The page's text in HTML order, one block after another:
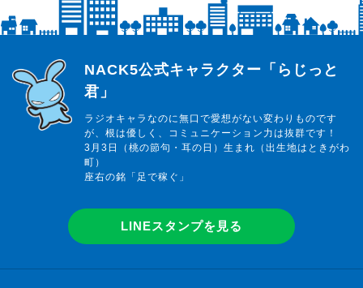
らじっと君
NACK5公式キャラクター「らじっと
君」
ラジオキャラなのに無口で愛想がない変わりものです
が、根は優しく、コミュニケーション力は抜群です！
3月3日（桃の節句・耳の日）生まれ（出生地はときがわ
町）
座右の銘「足で稼ぐ」
LINEスタンプを見る